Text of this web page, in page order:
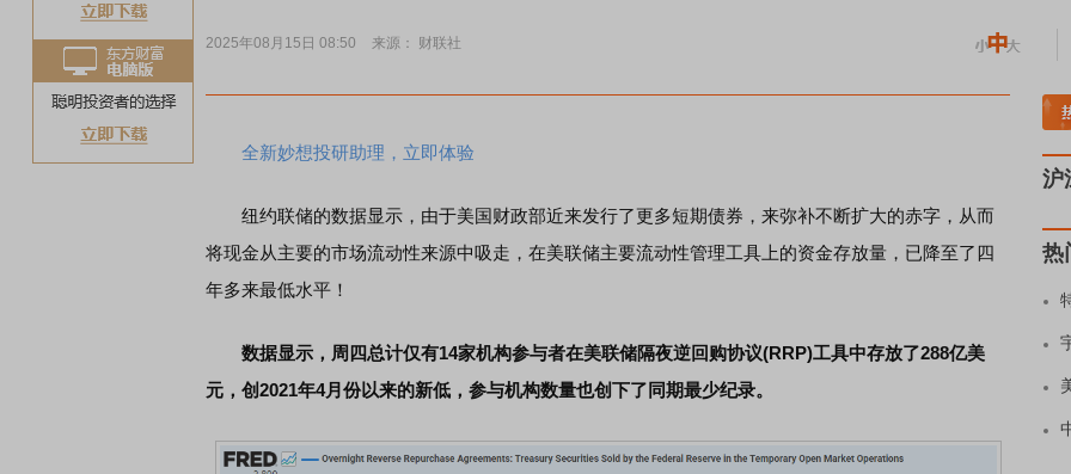
2025年08月15日 08:50 来源： 财联社
全新妙想投研助理，立即体验
纽约联储的数据显示，由于美国财政部近来发行了更多短期债券，来弥补不断扩大的赤字，从而
将现金从主要的市场流动性来源中吸走，在美联储主要流动性管理工具上的资金存放量，已降至了四
年多来最低水平！
数据显示，周四总计仅有14家机构参与者在美联储隔夜逆回购协议(RRP)工具中存放了288亿美
元，创2021年4月份以来的新低，参与机构数量也创下了同期最少纪录。
A股估值分析
沪
热